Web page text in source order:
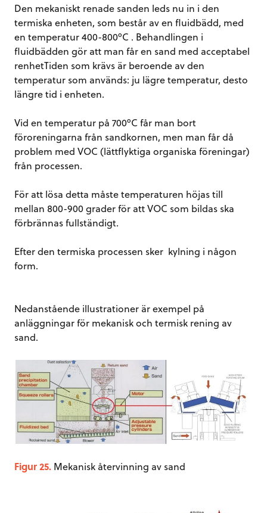
Den mekaniskt renade sanden leds nu in i den
termiska enheten, som består av en fluidbädd, med
en temperatur 400-800ºC . Behandlingen i
fluidbädden gör att man får en sand med acceptabel
renhetTiden som krävs är beroende av den
temperatur som används: ju lägre temperatur, desto
längre tid i enheten.
Vid en temperatur på 700ºC får man bort
föroreningarna från sandkornen, men man får då
problem med VOC (lättflyktiga organiska föreningar)
från processen.
För att lösa detta måste temperaturen höjas till
mellan 800-900 grader för att VOC som bildas ska
förbrännas fullständigt.
Efter den termiska processen sker kylning i någon
form.
Nedanstående illustrationer är exempel på
anläggningar för mekanisk och termisk rening av
sand.
Figur 25. Mekanisk återvinning av sand